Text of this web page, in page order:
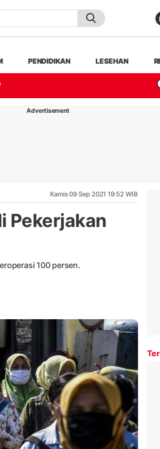
PENDIDIKAN LESEHAN
Advertisement
Kamis 09 Sep 2021 19:52 WIB
Pekerjakan
100 persen.